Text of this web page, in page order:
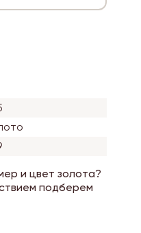
и цвет золота?
подберем